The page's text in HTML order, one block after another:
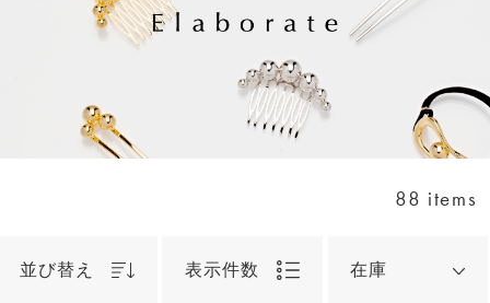
88 items
並び替え 表示件数 在庫